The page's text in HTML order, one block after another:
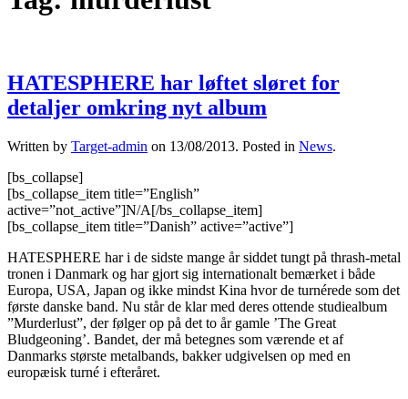
HATESPHERE har løftet sløret for
detaljer omkring nyt album
Written by Target-admin on 13/08/2013. Posted in News.
[bs_collapse]
[bs_collapse_item title=”English”
active=”not_active”]N/A[/bs_collapse_item]
[bs_collapse_item title=”Danish” active=”active”]
HATESPHERE har i de sidste mange år siddet tungt på thrash-metal
tronen i Danmark og har gjort sig internationalt bemærket i både
Europa, USA, Japan og ikke mindst Kina hvor de turnérede som det
første danske band. Nu står de klar med deres ottende studiealbum
”Murderlust”, der følger op på det to år gamle ’The Great
Bludgeoning’. Bandet, der må betegnes som værende et af
Danmarks største metalbands, bakker udgivelsen op med en
europæisk turné i efteråret.